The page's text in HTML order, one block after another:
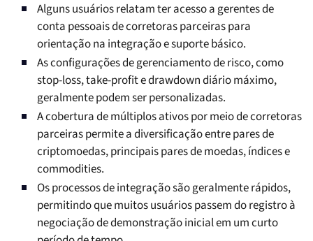
Alguns usuários relatam ter acesso a gerentes de
conta pessoais de corretoras parceiras para
orientação na integração e suporte básico.
As configurações de gerenciamento de risco, como
stop-loss, take-profit e drawdown diário máximo,
geralmente podem ser personalizadas.
A cobertura de múltiplos ativos por meio de corretoras
parceiras permite a diversificação entre pares de
criptomoedas, principais pares de moedas, índices e
commodities.
Os processos de integração são geralmente rápidos,
permitindo que muitos usuários passem do registro à
negociação de demonstração inicial em um curto